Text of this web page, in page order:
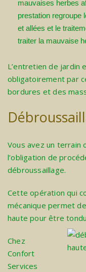
mauvaises herbes
prestation regroupe
et allées et le
traiter la mauvaise
L’entretien de jardin
obligatoirement par
bordures et des
Vous avez un terrain
l’obligation de
débroussaillage.
Cette opération qui
mécanique permet
haute pour être
Chez
Confort
Services